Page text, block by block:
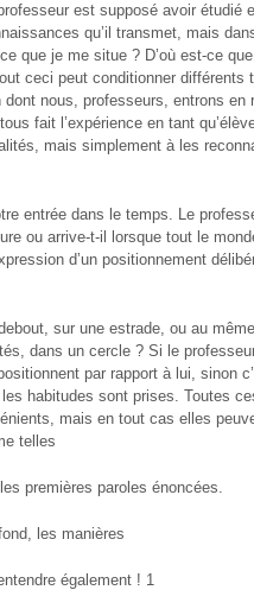
est supposé avoir étudié
qu’il transmet, mais
que je me situe ? D’où est-ce
ceci peut conditionner différents
nous, professeurs, entrons en
fait l’expérience en tant
mais simplement à les
entrée dans le temps. Le
ou arrive-t-il lorsque tout le
d’un positionnement
sur une estrade, ou au
dans un cercle ? Si le
par rapport à lui, sinon
habitudes sont prises. Toutes
mais en tout cas elles
telles
premières paroles énoncées.
les manières
également ! 1